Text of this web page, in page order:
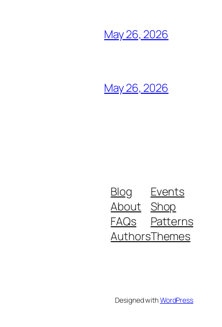
May 26, 2026
May 26, 2026
Blog
About
FAQs
Authors
Events
Shop
Patterns
Themes
Designed withWordPress